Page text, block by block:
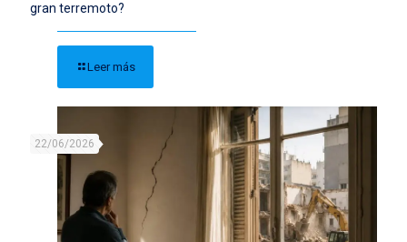
gran terremoto?
Leer más
22/06/2026